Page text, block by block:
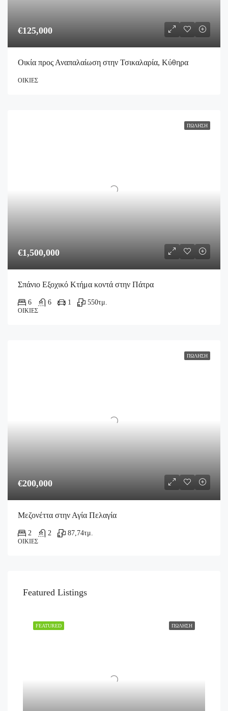
€125,000
Οικία προς Αναπαλαίωση στην Τσικαλαρία, Κύθηρα
ΟΙΚΊΕΣ
ΠΏΛΗΣΗ
€1,500,000
Σπάνιο Εξοχικό Κτήμα κοντά στην Πάτρα
6 6 1 550τμ.
ΟΙΚΊΕΣ
ΠΏΛΗΣΗ
€200,000
Μεζονέττα στην Αγία Πελαγία
2 2 87,74τμ.
ΟΙΚΊΕΣ
Featured Listings
ΠΏΛΗΣΗ
FEATURED